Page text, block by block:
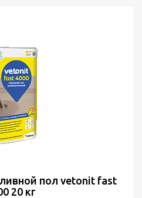
пол vetonit fast
20 кг